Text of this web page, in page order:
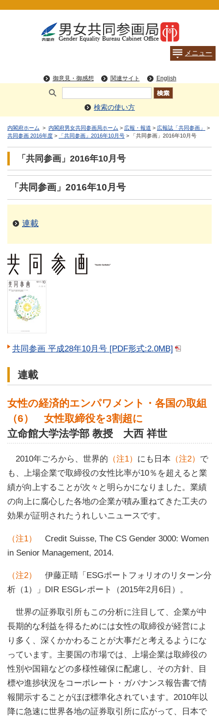
検索の使い方
内閣府ホーム > 内閣府男女共同参画局ホーム > 広報・報道 > 広報誌「共同参画」
>
共同参画 2016年度 > 「共同参画」2016年10月号 > 「共同参画」2016年10月号
「共同参画」2016年10月号
「共同参画」2016年10月号
連載
共同参画 平成28年10月号 [PDF形式:2.0MB]
連載
女性の経済的エンパワメント・各国の取組
（6） 女性取締役を3割超に
立命館大学法学部 教授 大西 祥世
2010年ごろから、世界的 （注1） にも日本 （注2） で
も、上場企業で取締役の女性比率が10％を超えると業
績が向上することが次々と明らかになりました。業績
の向上に腐心した各地の企業が積み重ねてきた工夫の
効果が証明されたうれしいニュースです。
（注1）
Credit Suisse, The CS Gender 3000: Women
in Senior Management, 2014.
（注2）
伊藤正晴「ESGポートフォリオのリターン分
析（1）」DIR ESGレポート（2015年2月6日）。
世界の証券取引所もこの分析に注目して、企業が中
長期的な利益を得るためには女性の取締役が経営によ
り多く、深くかかわることが大事だと考えるようにな
っています。主要国の市場では、上場企業は取締役の
性別や国籍などの多様性確保に配慮し、その方針、目
標や進捗状況をコーポレート・ガバナンス報告書で情
報開示することがほぼ標準化されています。2010年以
降に急速に世界各地の証券取引所に広がって、日本で